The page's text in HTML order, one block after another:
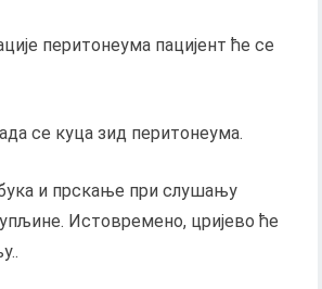
перитонеума пацијент ће се
се куца зид перитонеума.
и прскање при слушању
Истовремено, цријево ће